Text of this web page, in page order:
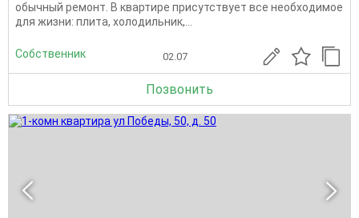
обычный ремонт. В квартире присутствует все необходимое
для жизни: плита, холодильник,...
Собственник 02.07
Позвонить